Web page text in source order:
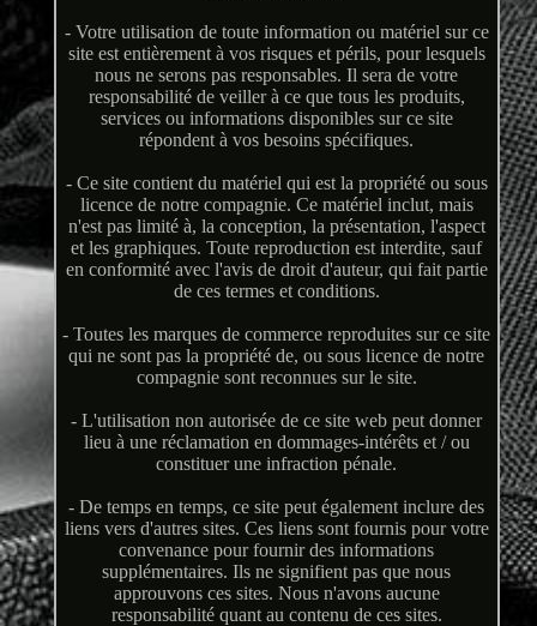
- Votre utilisation de toute information ou matériel sur ce
site est entièrement à vos risques et périls, pour lesquels
nous ne serons pas responsables. Il sera de votre
responsabilité de veiller à ce que tous les produits,
services ou informations disponibles sur ce site
répondent à vos besoins spécifiques.
- Ce site contient du matériel qui est la propriété ou sous
licence de notre compagnie. Ce matériel inclut, mais
n'est pas limité à, la conception, la présentation, l'aspect
et les graphiques. Toute reproduction est interdite, sauf
en conformité avec l'avis de droit d'auteur, qui fait partie
de ces termes et conditions.
- Toutes les marques de commerce reproduites sur ce site
qui ne sont pas la propriété de, ou sous licence de notre
compagnie sont reconnues sur le site.
- L'utilisation non autorisée de ce site web peut donner
lieu à une réclamation en dommages-intérêts et / ou
constituer une infraction pénale.
- De temps en temps, ce site peut également inclure des
liens vers d'autres sites. Ces liens sont fournis pour votre
convenance pour fournir des informations
supplémentaires. Ils ne signifient pas que nous
approuvons ces sites. Nous n'avons aucune
responsabilité quant au contenu de ces sites.